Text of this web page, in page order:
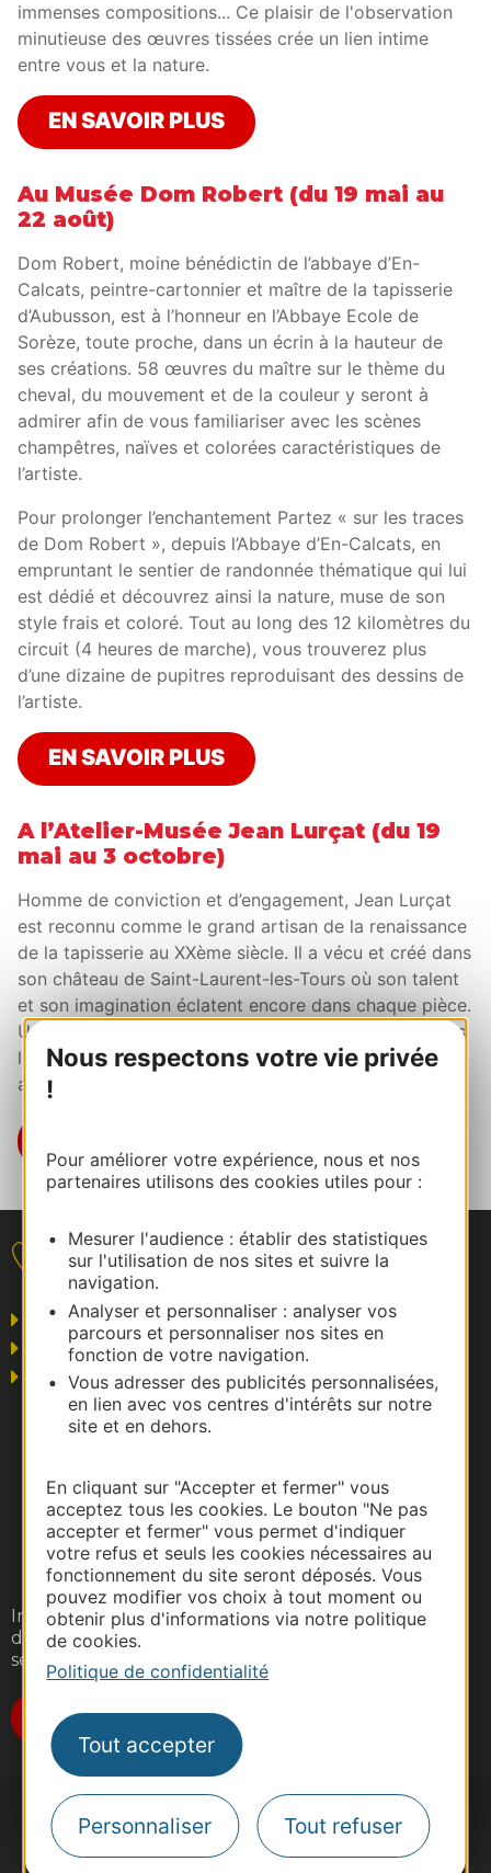
Nous respectons votre vie privée
!
Pour améliorer votre expérience, nous et nos
partenaires utilisons des cookies utiles pour :
Mesurer l'audience : établir des statistiques
sur l'utilisation de nos sites et suivre la
navigation.
Analyser et personnaliser : analyser vos
parcours et personnaliser nos sites en
fonction de votre navigation.
Vous adresser des publicités personnalisées,
en lien avec vos centres d'intérêts sur notre
site et en dehors.
En cliquant sur "Accepter et fermer" vous
acceptez tous les cookies. Le bouton "Ne pas
accepter et fermer" vous permet d'indiquer
votre refus et seuls les cookies nécessaires au
fonctionnement du site seront déposés. Vous
pouvez modifier vos choix à tout moment ou
obtenir plus d'informations via notre politique
de cookies.
Politique de confidentialité
Tout accepter
Personnaliser Tout refuser
immenses compositions... Ce plaisir de l'observation
minutieuse des œuvres tissées crée un lien intime
entre vous et la nature.
EN SAVOIR PLUS
Au Musée Dom Robert (du 19 mai au
22 août)
Dom Robert, moine bénédictin de l’abbaye d’En-
Calcats, peintre-cartonnier et maître de la tapisserie
d’Aubusson, est à l’honneur en l’Abbaye Ecole de
Sorèze, toute proche, dans un écrin à la hauteur de
ses créations. 58 œuvres du maître sur le thème du
cheval, du mouvement et de la couleur y seront à
admirer afin de vous familiariser avec les scènes
champêtres, naïves et colorées caractéristiques de
l’artiste.
Pour prolonger l’enchantement Partez « sur les traces
de Dom Robert », depuis l’Abbaye d’En-Calcats, en
empruntant le sentier de randonnée thématique qui lui
est dédié et découvrez ainsi la nature, muse de son
style frais et coloré. Tout au long des 12 kilomètres du
circuit (4 heures de marche), vous trouverez plus
d’une dizaine de pupitres reproduisant des dessins de
l’artiste.
EN SAVOIR PLUS
A l’Atelier-Musée Jean Lurçat (du 19
mai au 3 octobre)
Homme de conviction et d’engagement, Jean Lurçat
est reconnu comme le grand artisan de la renaissance
de la tapisserie au XXème siècle. Il a vécu et créé dans
son château de Saint-Laurent-les-Tours où son talent
et son imagination éclatent encore dans chaque pièce.
Une visite de l’atelier-musée qui lui est consacré, dans
les lieux-mêmes où il a vécu, s’impose afin d’y
admirer quelques-uns de ses chef-d’œuvres.
Nous contacter
Grand public
Business/Mice
Pros du tourisme
Inscrivez-vous gratuitement à notre lettre
d'information pour recevoir nos suggestions de
séjours, de visites et de sorties.
Je m'abonne